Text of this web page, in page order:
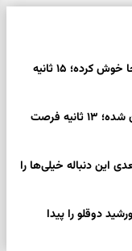
بازی فکری | سه تفاوت میان این دو تصویر جا خوش کرده؛ ۱۵ ثانیه
بازی فکری | این خانه جلوی چشم همه پنهان شده؛ ۱۳ ثانیه فرصت
این دنباله خیلی‌ها را
۵ ثانیه، دو خورشید دوقلو را پیدا